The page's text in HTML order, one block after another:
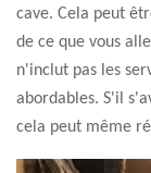
cave. Cela peut
de ce que vous
n'inclut pas les
abordables. S'il
cela peut même